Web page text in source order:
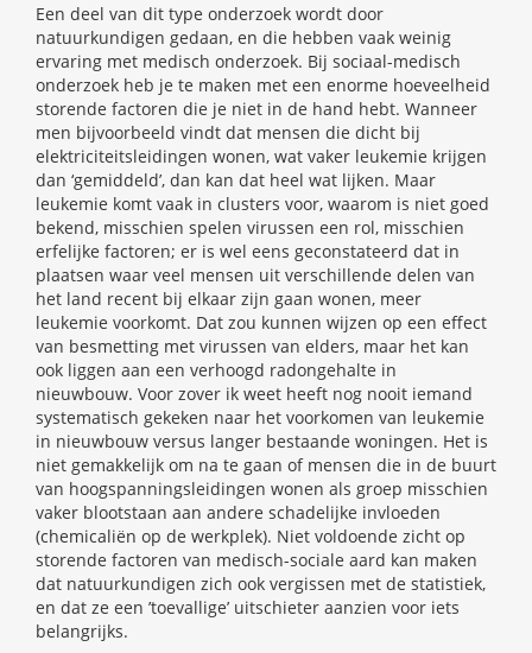
Een deel van dit type onderzoek wordt door
natuurkundigen gedaan, en die hebben vaak weinig
ervaring met medisch onderzoek. Bij sociaal-medisch
onderzoek heb je te maken met een enorme hoeveelheid
storende factoren die je niet in de hand hebt. Wanneer
men bijvoorbeeld vindt dat mensen die dicht bij
elektriciteitsleidingen wonen, wat vaker leukemie krijgen
dan ‘gemiddeld’, dan kan dat heel wat lijken. Maar
leukemie komt vaak in clusters voor, waarom is niet goed
bekend, misschien spelen virussen een rol, misschien
erfelijke factoren; er is wel eens geconstateerd dat in
plaatsen waar veel mensen uit verschillende delen van
het land recent bij elkaar zijn gaan wonen, meer
leukemie voorkomt. Dat zou kunnen wijzen op een effect
van besmetting met virussen van elders, maar het kan
ook liggen aan een verhoogd radongehalte in
nieuwbouw. Voor zover ik weet heeft nog nooit iemand
systematisch gekeken naar het voorkomen van leukemie
in nieuwbouw versus langer bestaande woningen. Het is
niet gemakkelijk om na te gaan of mensen die in de buurt
van hoogspanningsleidingen wonen als groep misschien
vaker blootstaan aan andere schadelijke invloeden
(chemicaliën op de werkplek). Niet voldoende zicht op
storende factoren van medisch-sociale aard kan maken
dat natuurkundigen zich ook vergissen met de statistiek,
en dat ze een ’toevallige’ uitschieter aanzien voor iets
belangrijks.